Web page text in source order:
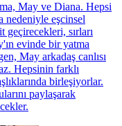
May ve Diana. Hepsi
nedeniyle eşcinsel
sırları
evinde bir yatma
May arkadaş canlısı
Hepsinin farklı
birleşiyorlar.
paylaşarak